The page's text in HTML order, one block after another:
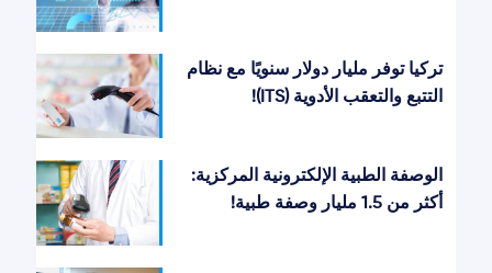
تركيا توفر مليار دولار سنويًا مع نظام
التتبع والتعقب الأدوية (ITS)!
الوصفة الطبية الإلكترونية المركزية:
أكثر من 1.5 مليار وصفة طبية!